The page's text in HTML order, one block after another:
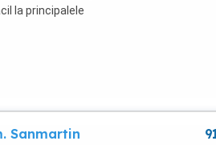
la principalele
Sanmartin